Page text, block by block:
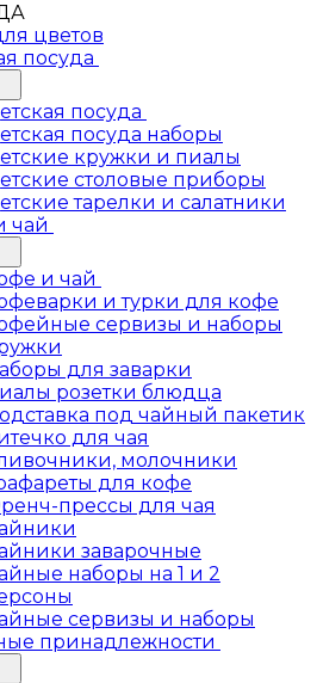
цветов
посуда
посуда
посуда наборы
кружки и пиалы
столовые приборы
тарелки и салатники
чай
и чай
и турки для кофе
сервизы и наборы
для заварки
розетки блюдца
под чайный пакетик
для чая
молочники
для кофе
прессы для чая
заварочные
наборы на 1 и 2
сервизы и наборы
принадлежности